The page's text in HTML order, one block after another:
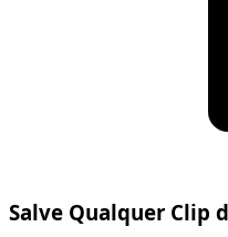
Salve Qualquer Clip